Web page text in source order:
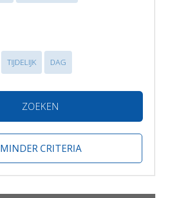
TIJDELIJK DAG
ZOEKEN
MINDER CRITERIA